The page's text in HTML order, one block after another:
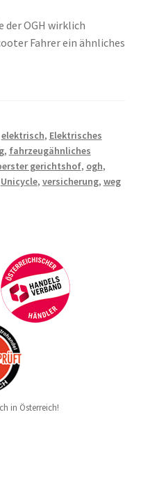
der OGH wirklich
Fahrer ein ähnliches
elektrisch, Elektrisches
, fahrzeugähnliches
gerichtshof, ogh,
Unicycle, versicherung, weg
in Österreich!